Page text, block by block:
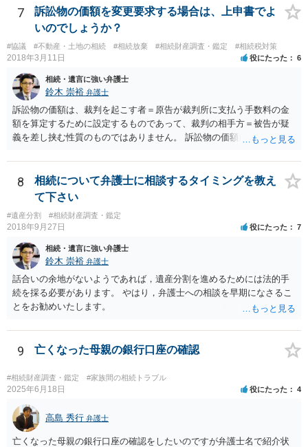
することはありませんので、数年後に借金が発見される可能性はほぼ
ありません。 なお、私が扱った相続放棄を検討していた案件で、期間
伸長して調査したところ、サラ金に対する過払金など相当な財産が見
つかったため相続したという事例がありました。
7
訴訟物の価額を変更要求する場合は、上申書でよ
いのでしょうか？
#協議 #不動産・土地の相続 #相続放棄 #相続財産調査・鑑定 #相続税対策
2018年3月11日 役にたった 6
相続・遺言に強い弁護士
鈴木 崇裕 弁護士
訴訟物の価額は、裁判を起こす者＝原告が裁判所に支払う手数料の金
額を算定するために設定するものであって、裁判の相手方＝被告が疑
義を差し挟む性質のものではありません。 訴訟物の価額自体が裁判の
したとしても、変更されることはありません。
8
相続について弁護士に相談するタイミングを教え
て下さい
#遺産分割 #相続財産調査・鑑定
2018年9月27日 役にたった 7
相続・遺言に強い弁護士
鈴木 崇裕 弁護士
話合いの余地がないようであれば，遺産分割を進めるためには法的手
続を採る必要があります。 やはり，弁護士への相談を早期になさるこ
とをお勧めいたします。
9 亡くなった母親の銀行口座の確認
#相続財産調査・鑑定 #家族間の相続トラブル
2025年6月18日 役にたった 4
高島 秀行 弁護士
亡くなった母親の銀行口座の確認をしたいのですが弁護士名で紹介状